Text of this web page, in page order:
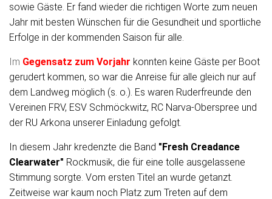
sowie Gäste. Er fand wieder die richtigen Worte zum neuen
Jahr mit besten Wünschen für die Gesundheit und sportliche
Erfolge in der kommenden Saison für alle.
Im Gegensatz zum Vorjahr konnten keine Gäste per Boot
gerudert kommen, so war die Anreise für alle gleich nur auf
dem Landweg möglich (s. o.). Es waren Ruderfreunde den
Vereinen FRV, ESV Schmöckwitz, RC Narva-Oberspree und
der RU Arkona unserer Einladung gefolgt.
In diesem Jahr kredenzte die Band "Fresh Creadance
Clearwater" Rockmusik, die für eine tolle ausgelassene
Stimmung sorgte. Vom ersten Titel an wurde getanzt.
Zeitweise war kaum noch Platz zum Treten auf dem